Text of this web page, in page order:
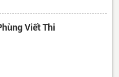
Viết Thi